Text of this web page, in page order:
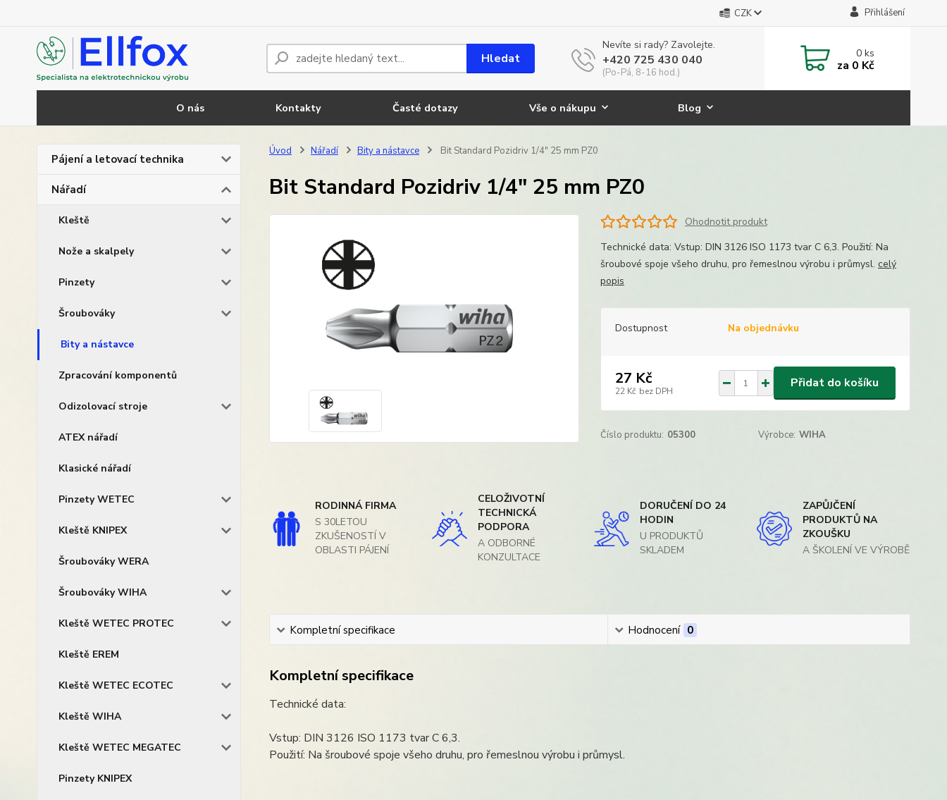
O nás Kontakty Časté dotazy Vše o nákupu Blog
CZK Přihlášení
Hledat
Nevíte si rady? Zavolejte.
+420 725 430 040
(Po-Pá, 8-16 hod.)
0ks
za 0 Kč
Pájení a letovací technika
Nářadí
Kleště
Nože a skalpely
Pinzety
Šroubováky
Bity a nástavce
Zpracování komponentů
Odizolovací stroje
ATEX nářadí
Klasické nářadí
Pinzety WETEC
Kleště KNIPEX
Šroubováky WERA
Šroubováky WIHA
Kleště WETEC PROTEC
Kleště EREM
Kleště WETEC ECOTEC
Kleště WIHA
Kleště WETEC MEGATEC
Pinzety KNIPEX
Úvod Nářadí Bity a nástavce Bit Standard Pozidriv 1/4" 25 mm PZ0
Bit Standard Pozidriv 1/4" 25 mm PZ0
Ohodnotit produkt
Technické data: Vstup: DIN 3126 ISO 1173 tvar C 6,3. Použití: Na
šroubové spoje všeho druhu, pro řemeslnou výrobu i průmysl. celý
popis
Dostupnost Na objednávku
27 Kč
22 Kč bez DPH
Přidat do košíku
Číslo produktu: 05300 Výrobce: WIHA
RODINNÁ FIRMA
S 30LETOU
ZKUŠENOSTÍ V
OBLASTI PÁJENÍ
CELOŽIVOTNÍ
TECHNICKÁ
PODPORA
A ODBORNÉ
KONZULTACE
DORUČENÍ DO 24
HODIN
U PRODUKTŮ
SKLADEM
ZAPŮJČENÍ
PRODUKTŮ NA
ZKOUŠKU
A ŠKOLENÍ VE VÝROBĚ
Kompletní specifikace Hodnocení 0
Kompletní specifikace
Technické data:
Vstup: DIN 3126 ISO 1173 tvar C 6,3.
Použití: Na šroubové spoje všeho druhu, pro řemeslnou výrobu i průmysl.